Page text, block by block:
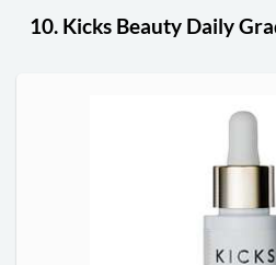
10. Kicks Beauty Daily